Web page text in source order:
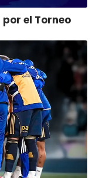
por el Torneo